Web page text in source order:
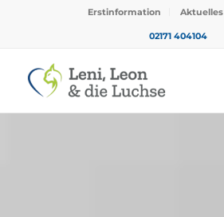
Erstinformation Aktuelles
02171 404104